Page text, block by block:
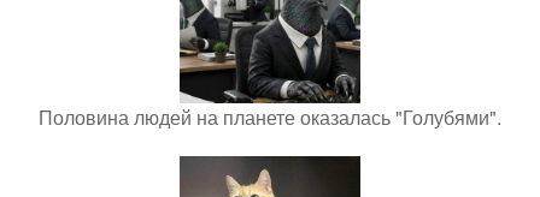
Половина людей на планете оказалась "Голубями".